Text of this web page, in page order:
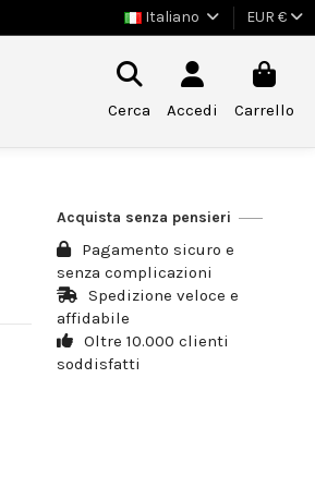
Italiano EUR €
Cerca Accedi Carrello
Acquista senza pensieri
Pagamento sicuro e
senza complicazioni
Spedizione veloce e
affidabile
Oltre 10.000 clienti
soddisfatti